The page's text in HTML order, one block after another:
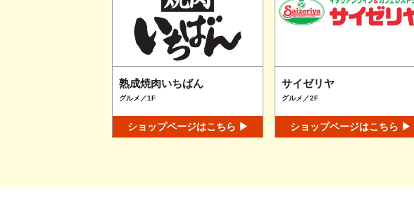
熟成焼肉いちばん
グルメ／1F
ショップページはこちら ▶
サイゼリヤ
グルメ／2F
ショップページはこちら ▶